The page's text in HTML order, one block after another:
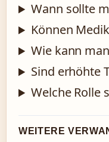
Wann sollte
Können
Wie kann
Sind erhöhte
Welche Rolle
WEITERE